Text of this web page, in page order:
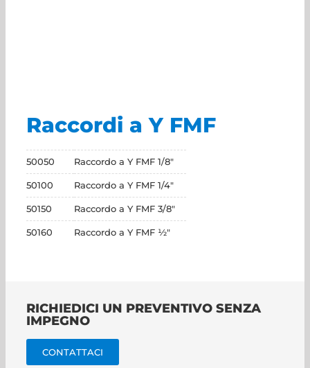
Raccordi a Y FMF
50050 Raccordo a Y FMF 1/8"
50100 Raccordo a Y FMF 1/4"
50150 Raccordo a Y FMF 3/8"
50160 Raccordo a Y FMF ½"
RICHIEDICI UN PREVENTIVO SENZA
IMPEGNO
CONTATTACI